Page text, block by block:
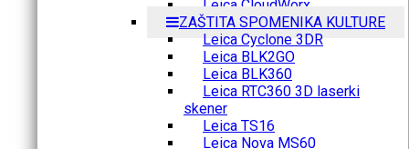
Leica CloudWorx
ZAŠTITA SPOMENIKA KULTURE
Leica Cyclone 3DR
Leica BLK2GO
Leica BLK360
Leica RTC360 3D laserki
skener
Leica TS16
Leica Nova MS60